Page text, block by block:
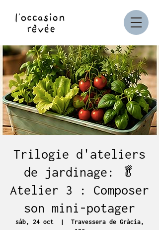
Trilogie d'ateliers
de jardinage: 🥬
Atelier 3 : Composer
son mini-potager
sáb, 24 oct
  |
Travessera de Gràcia,